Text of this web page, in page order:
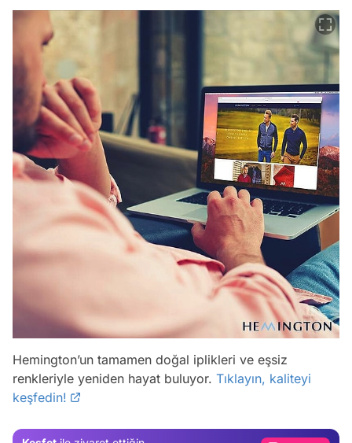
Hemington’un tamamen doğal iplikleri ve eşsiz
renkleriyle yeniden hayat buluyor. Tıklayın, kaliteyi
keşfedin!